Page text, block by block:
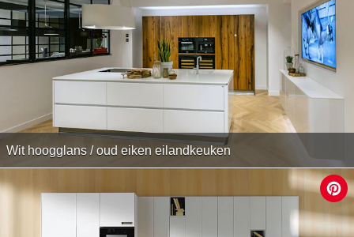
Wit hoogglans / oud eiken eilandkeuken